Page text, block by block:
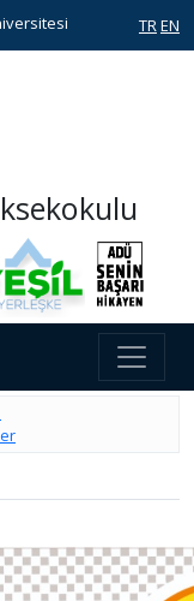
TR EN